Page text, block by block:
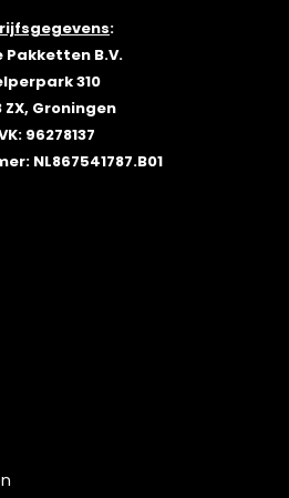
:
Pakketten B.V.
310
ZX, Groningen
96278137
NL867541787.B01